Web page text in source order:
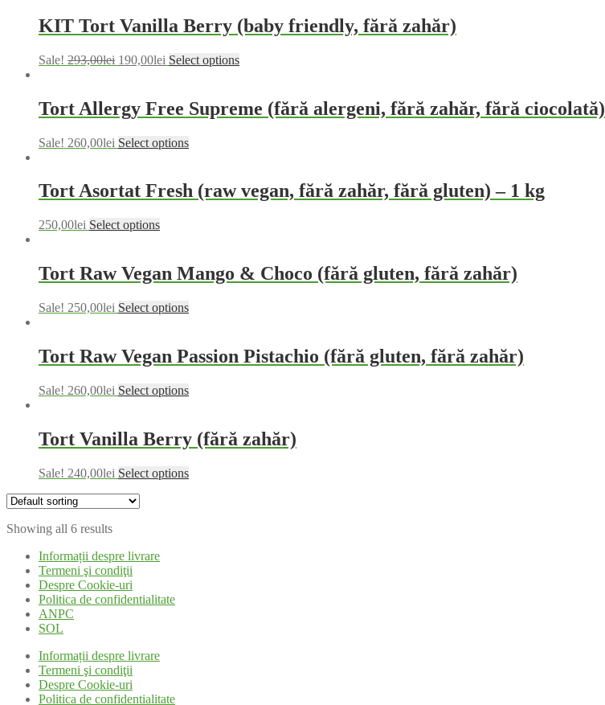
KIT Tort Vanilla Berry (baby friendly, fără zahăr)
Sale! 293,00lei 190,00lei Select options
Tort Allergy Free Supreme (fără alergeni, fără zahăr, fără ciocolată)
Sale! 260,00lei Select options
Tort Asortat Fresh (raw vegan, fără zahăr, fără gluten) – 1 kg
250,00lei Select options
Tort Raw Vegan Mango & Choco (fără gluten, fără zahăr)
Sale! 250,00lei Select options
Tort Raw Vegan Passion Pistachio (fără gluten, fără zahăr)
Sale! 260,00lei Select options
Tort Vanilla Berry (fără zahăr)
Sale! 240,00lei Select options
Showing all 6 results
Informații despre livrare
Termeni şi condiţii
Despre Cookie-uri
Politica de confidentialitate
ANPC
SOL
Informații despre livrare
Termeni şi condiţii
Despre Cookie-uri
Politica de confidentialitate